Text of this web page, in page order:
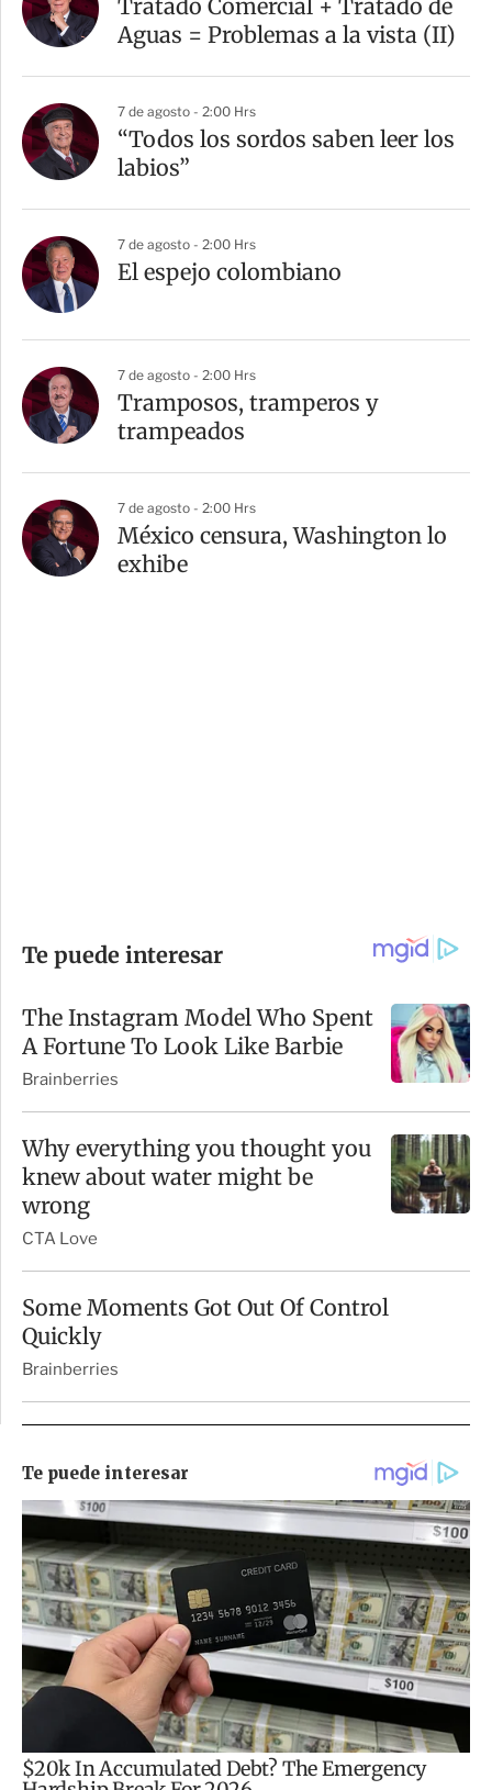
Tratado Comercial + Tratado de
Aguas = Problemas a la vista (II)
7 de agosto - 2:00 Hrs
“Todos los sordos saben leer los
labios”
7 de agosto - 2:00 Hrs
El espejo colombiano
7 de agosto - 2:00 Hrs
Tramposos, tramperos y
trampeados
7 de agosto - 2:00 Hrs
México censura, Washington lo
exhibe